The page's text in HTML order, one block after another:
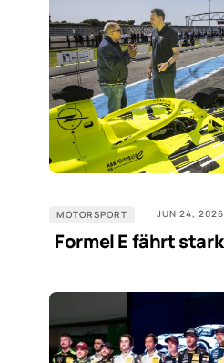
MOTORSPORT JUN 24, 2026
Formel E fährt